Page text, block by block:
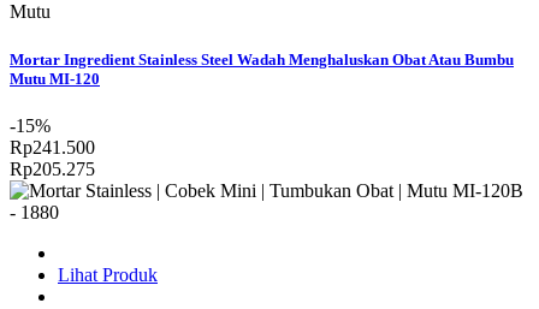
Mutu
Mortar Ingredient Stainless Steel Wadah Menghaluskan Obat Atau Bumbu
Mutu MI-120
-15%
Rp241.500
Rp205.275
Lihat Produk